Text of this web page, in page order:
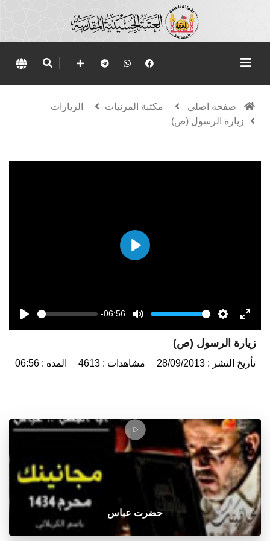
صفحه اصلی مكتبة المرئيات
الزيارات
زيارة الرسول (ص)
Play
Play
Seek -06:56
Mute
Volume
Settings
Enter
زيارة الرسول (ص)
تأريخ النشر : 28/09/2013 مشاهدات : 4613 المدة : 06:56
حضرت عباس